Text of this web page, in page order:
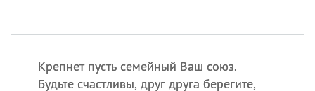
Крепнет пусть семейный Ваш союз.
Будьте счастливы, друг друга берегите,